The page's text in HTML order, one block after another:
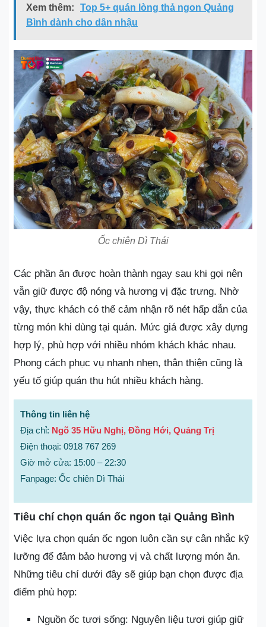
Xem thêm:
Top 5+ quán lòng thả ngon Quảng
Bình dành cho dân nhậu
Ốc chiên Dì Thái
Các phần ăn được hoàn thành ngay sau khi gọi nên
vẫn giữ được độ nóng và hương vị đặc trưng. Nhờ
vậy, thực khách có thể cảm nhận rõ nét hấp dẫn của
từng món khi dùng tại quán. Mức giá được xây dựng
hợp lý, phù hợp với nhiều nhóm khách khác nhau.
Phong cách phục vụ nhanh nhẹn, thân thiện cũng là
yếu tố giúp quán thu hút nhiều khách hàng.
Thông tin liên hệ
Địa chỉ: Ngõ 35 Hữu Nghị, Đồng Hới, Quảng Trị
Điện thoại: 0918 767 269
Giờ mở cửa: 15:00 – 22:30
Fanpage: Ốc chiên Dì Thái
Tiêu chí chọn quán ốc ngon tại Quảng Bình
Việc lựa chọn quán ốc ngon luôn cần sự cân nhắc kỹ
lưỡng để đảm bảo hương vị và chất lượng món ăn.
Những tiêu chí dưới đây sẽ giúp bạn chọn được địa
điểm phù hợp:
Nguồn ốc tươi sống: Nguyên liệu tươi giúp giữ